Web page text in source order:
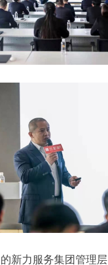
新力服务集团管理层